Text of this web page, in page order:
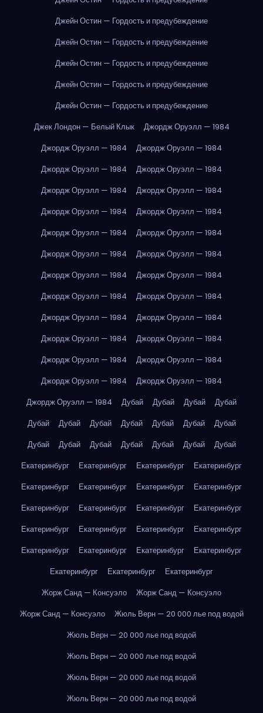
Джейн Остин — Гордость и предубеждение
Джейн Остин — Гордость и предубеждение
Джейн Остин — Гордость и предубеждение
Джейн Остин — Гордость и предубеждение
Джейн Остин — Гордость и предубеждение
Джек Лондон — Белый Клык
Джордж Оруэлл — 1984
Джордж Оруэлл — 1984
Джордж Оруэлл — 1984
Джордж Оруэлл — 1984
Джордж Оруэлл — 1984
Джордж Оруэлл — 1984
Джордж Оруэлл — 1984
Джордж Оруэлл — 1984
Джордж Оруэлл — 1984
Джордж Оруэлл — 1984
Джордж Оруэлл — 1984
Джордж Оруэлл — 1984
Джордж Оруэлл — 1984
Джордж Оруэлл — 1984
Джордж Оруэлл — 1984
Джордж Оруэлл — 1984
Джордж Оруэлл — 1984
Джордж Оруэлл — 1984
Джордж Оруэлл — 1984
Джордж Оруэлл — 1984
Джордж Оруэлл — 1984
Джордж Оруэлл — 1984
Джордж Оруэлл — 1984
Джордж Оруэлл — 1984
Джордж Оруэлл — 1984
Джордж Оруэлл — 1984
Дубай Дубай Дубай
Дубай
Дубай
Дубай Дубай Дубай Дубай Дубай
Дубай
Дубай
Дубай Дубай Дубай Дубай Дубай
Дубай
Екатеринбург
Екатеринбург Екатеринбург
Екатеринбург
Екатеринбург
Екатеринбург Екатеринбург
Екатеринбург
Екатеринбург
Екатеринбург Екатеринбург
Екатеринбург
Екатеринбург
Екатеринбург Екатеринбург
Екатеринбург
Екатеринбург
Екатеринбург Екатеринбург
Екатеринбург
Екатеринбург
Екатеринбург
Екатеринбург
Жорж Санд — Консуэло
Жорж Санд — Консуэло
Жорж Санд — Консуэло
Жюль Верн — 20 000 лье под водой
Жюль Верн — 20 000 лье под водой
Жюль Верн — 20 000 лье под водой
Жюль Верн — 20 000 лье под водой
Жюль Верн — 20 000 лье под водой